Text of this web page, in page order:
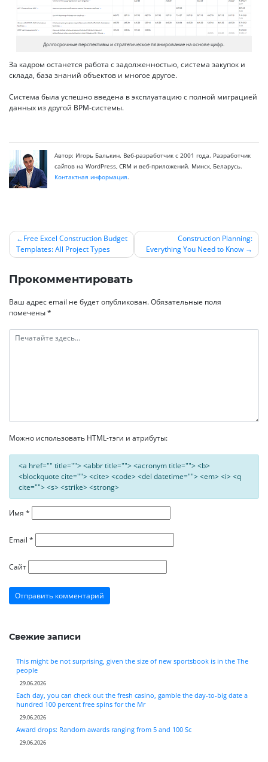
Долгосрочные перспективы и стратегическое планирование на основе цифр.
За кадром останется работа с задолженностью, система закупок и
склада, база знаний объектов и многое другое.
Система была успешно введена в эксплуатацию с полной миграцией
данных из другой BPM-системы.
Автор: Игорь Балькин. Веб-разработчик с 2001 года. Разработчик
сайтов на WordPress, CRM и веб-приложений. Минск, Беларусь.
Контактная информация.
Навигация
по
записям
Free Excel Construction Budget
Templates: All Project Types
Construction Planning:
Everything You Need to Know
Прокомментировать
Ваш адрес email не будет опубликован.Обязательные поля
помечены*
Можно использовать HTML-тэги и атрибуты:
<a href="" title=""> <abbr title=""> <acronym title=""> <b>
<blockquote cite=""> <cite> <code> <del datetime=""> <em> <i> <q
cite=""> <s> <strike> <strong>
Имя *
Email *
Сайт
Свежие записи
This might be not surprising, given the size of new sportsbook is in the The
people
29.06.2026
Each day, you can check out the fresh casino, gamble the day-to-big date a
hundred 100 percent free spins for the Mr
29.06.2026
Award drops: Random awards ranging from 5 and 100 Sc
29.06.2026